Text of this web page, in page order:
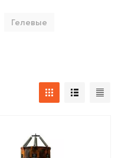
Гелевые